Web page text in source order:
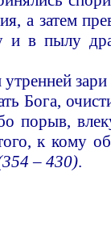
а затем
и в пылу
Бога,
порыв,
к кому
– 430).